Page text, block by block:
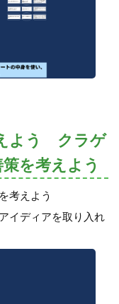
えよう クラゲ
を考えよう
考えよう
イディアを取り入れ